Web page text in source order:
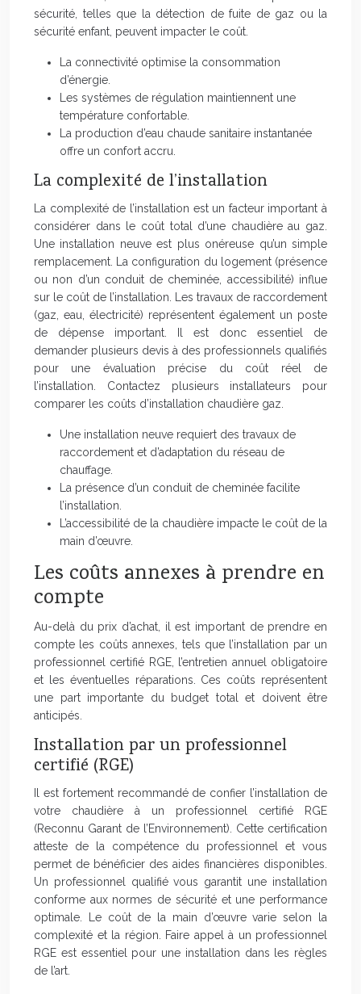
sécurité, telles que la détection de fuite de gaz ou la
sécurité enfant, peuvent impacter le coût.
La connectivité optimise la consommation
d’énergie.
Les systèmes de régulation maintiennent une
température confortable.
La production d’eau chaude sanitaire instantanée
offre un confort accru.
La complexité de l’installation
La complexité de l’installation est un facteur important à
considérer dans le coût total d’une chaudière au gaz.
Une installation neuve est plus onéreuse qu’un simple
remplacement. La configuration du logement (présence
ou non d’un conduit de cheminée, accessibilité) influe
sur le coût de l’installation. Les travaux de raccordement
(gaz, eau, électricité) représentent également un poste
de dépense important. Il est donc essentiel de
demander plusieurs devis à des professionnels qualifiés
pour une évaluation précise du coût réel de
l’installation. Contactez plusieurs installateurs pour
comparer les coûts d’installation chaudière gaz.
Une installation neuve requiert des travaux de
raccordement et d’adaptation du réseau de
chauffage.
La présence d’un conduit de cheminée facilite
l’installation.
L’accessibilité de la chaudière impacte le coût de la
main d’œuvre.
Les coûts annexes à prendre en
compte
Au-delà du prix d’achat, il est important de prendre en
compte les coûts annexes, tels que l’installation par un
professionnel certifié RGE, l’entretien annuel obligatoire
et les éventuelles réparations. Ces coûts représentent
une part importante du budget total et doivent être
anticipés.
Installation par un professionnel
certifié (RGE)
Il est fortement recommandé de confier l’installation de
votre chaudière à un professionnel certifié RGE
(Reconnu Garant de l’Environnement). Cette certification
atteste de la compétence du professionnel et vous
permet de bénéficier des aides financières disponibles.
Un professionnel qualifié vous garantit une installation
conforme aux normes de sécurité et une performance
optimale. Le coût de la main d’œuvre varie selon la
complexité et la région. Faire appel à un professionnel
RGE est essentiel pour une installation dans les règles
de l’art.